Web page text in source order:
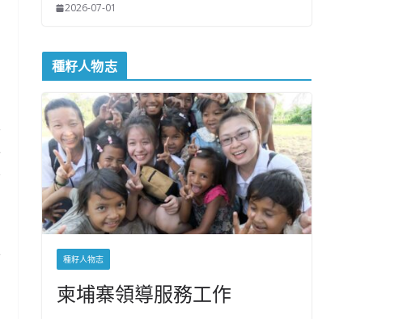
2026-07-01
種籽人物志
種籽人物志
柬埔寨領導服務工作